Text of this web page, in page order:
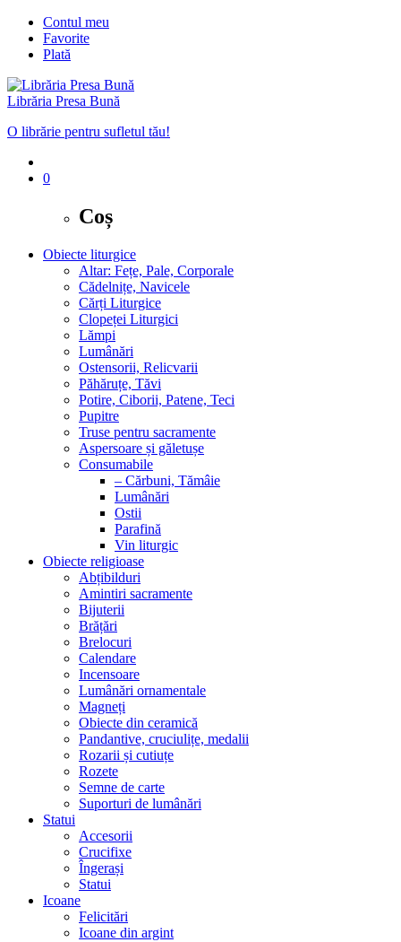
Contul meu
Favorite
Plată
Librăria Presa Bună
O librărie pentru sufletul tău!
0
Coș
Obiecte liturgice
Altar: Fețe, Pale, Corporale
Cădelnițe, Navicele
Cărți Liturgice
Clopeței Liturgici
Lămpi
Lumânări
Ostensorii, Relicvarii
Păhăruțe, Tăvi
Potire, Ciborii, Patene, Teci
Pupitre
Truse pentru sacramente
Aspersoare și găletușe
Consumabile
– Cărbuni, Tămâie
Lumânări
Ostii
Parafină
Vin liturgic
Obiecte religioase
Abțibilduri
Amintiri sacramente
Bijuterii
Brățări
Brelocuri
Calendare
Incensoare
Lumânări ornamentale
Magneți
Obiecte din ceramică
Pandantive, cruciulițe, medalii
Rozarii și cutiuțe
Rozete
Semne de carte
Suporturi de lumânări
Statui
Accesorii
Crucifixe
Îngerași
Statui
Icoane
Felicitări
Icoane din argint